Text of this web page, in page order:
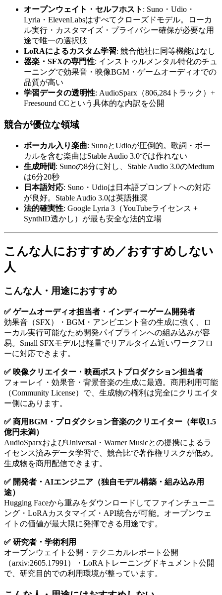
オープンウェイト・セルフホスト : Suno・Udio・
Lyria・ElevenLabsはすべてクローズドモデル。ローカ
ル実行・カスタマイズ・プライバシー確保が必要な用
途で唯一の選択肢
LoRAによるカスタム学習: 競合他社に同等機能はなし
器楽・SFXの専門性: インストゥルメンタル特化のチュ
ーニングで効果音・映像BGM・ゲームオーディオでの
品質が高い
学習データの透明性: AudioSparx（806,284トラック）+
Freesound CCという具体的な内訳を公開
競合が優位な領域
ボーカル入り楽曲: SunoとUdioが圧倒的。歌詞・ボー
カルを含む楽曲はStable Audio 3.0では作れない
生成時間: Sunoの8分に対し、Stable Audio 3.0のMedium
は6分20秒
日本語対応: Suno・Udioは日本語プロンプトへの対応
が良好。Stable Audio 3.0は英語推奨
法的確実性: Google Lyria 3（YouTubeライセンス +
SynthID透かし）が最も安全な法的立場
こんな人におすすめ／おすすめしない
人
こんな人・用途におすすめ
✅ ゲームオーディオ担当者・インディーゲーム開発者
効果音（SFX）・BGM・アンビエント音の生成に強く、ロ
ーカル実行可能なため開発パイプラインへの組み込みが容
易。Small SFXモデルは軽量でリアルタイム近いワークフロ
ーに対応できます。
✅ 映像クリエイター・映画ポストプロダクション担当者
フォーレイ・効果音・背景音楽の生成に最適。商用利用可能
（Community License）で、生成物の権利は完全にクリエイタ
ー側にあります。
✅ 商用BGM・プロダクション音楽のクリエイター（年収1.5
億円未満）
AudioSparxおよびUniversal・Warner Musicとの提携によるラ
イセンス済みデータ学習で、競合比で著作権リスクが低め。
生成物を商用配信できます。
✅ 開発者・AIエンジニア（独自モデル構築・組み込み用
途）
Hugging Faceから重みをダウンロードしてファインチューニ
ング・LoRAカスタマイズ・API統合が可能。オープンウェ
イトの価値が最大限に発揮できる用途です。
✅ 研究者・学術利用
オープンウェイト公開・テクニカルレポート公開
（arxiv:2605.17991）・LoRAトレーニングドキュメント公開
で、研究目的での利用環境が整っています。